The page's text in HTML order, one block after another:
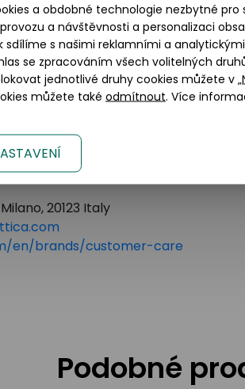
Výška brýlového skla: 44
mm
20123 Italy
en/brands/customer-care
Podobné
a obdobné technologie nezbytné
a návštěvnosti a personalizaci
sdílíme s našimi reklamními a
se zpracováním všech volitelných
jednotlivé druhy cookies můžete v „
můžete také odmítnout. Více